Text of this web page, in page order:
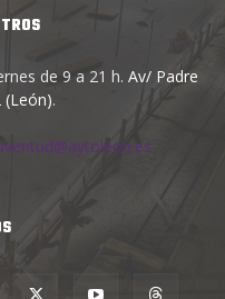
de 9 a 21 h. Av/ Padre
(León).